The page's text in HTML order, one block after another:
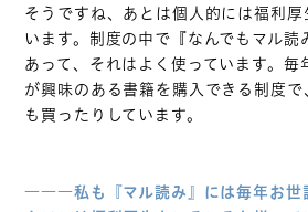
そうですね、あとは個人的には福利厚
います。制度の中で『なんでもマル読
あって、それはよく使っています。毎
が興味のある書籍を購入できる制度
も買ったりしています。
―――私も『マル読み』には毎年お世